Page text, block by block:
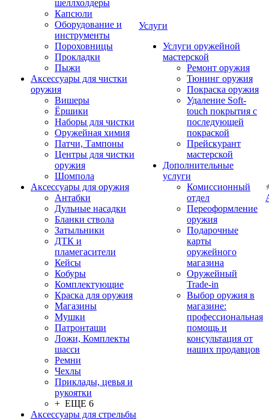
шеллхолдеры
Капсюли
Оборудование и
инструменты
Пороховницы
Прокладки
Пыжи
Аксессуары для чистки
оружия
Вишеры
Ёршики
Наборы для чистки
Оружейная химия
Патчи, Тампоны
Центры для чистки
оружия
Шомпола
Аксессуары для оружия
Антабки
Дульные насадки
Бланки ствола
Затыльники
ДТК и
пламегасители
Кейсы
Кобуры
Комплектующие
Краска для оружия
Магазины
Мушки
Патронташи
Ложи, Комплекты
шасси
Ремни
Чехлы
Приклады, цевья и
рукоятки
+ ЕЩЕ 6
Аксессуары для стрельбы
Услуги
Услуги оружейной
мастерской
Ремонт оружия
Тюнинг оружия
Покраска оружия
Удаление Soft-
touch покрытия с
последующей
покраской
Прейскурант
мастерской
Дополнительные
услуги
Комиссионный
отдел
Переоформление
оружия
Подарочные
карты
оружейного
магазина
Оружейный
Trade-in
Выбор оружия в
магазине:
профессиональная
помощь и
консультация от
наших продавцов